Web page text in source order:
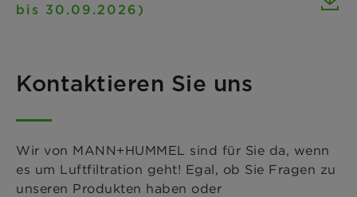
bis 30.09.2026)
Kontaktieren Sie uns
Wir von MANN+HUMMEL sind für Sie da, wenn
es um Luftfiltration geht! Egal, ob Sie Fragen zu
unseren Produkten haben oder